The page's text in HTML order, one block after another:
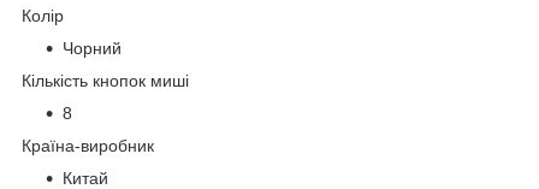
Колір
Чорний
Кількість кнопок миші
8
Країна-виробник
Китай